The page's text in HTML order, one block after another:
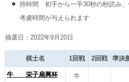
持時間 初手から一手30秒の秒読み、
考慮時間が与えられます
抽選日：2022年9月20日
棋士名 1回戦 2回戦 準決
牛 栄子扇興杯
牛